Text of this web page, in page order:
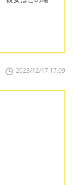
2023/12/17 17:09